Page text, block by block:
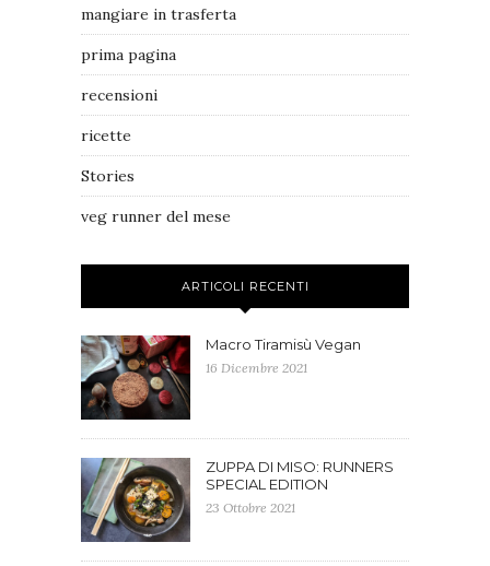
mangiare in trasferta
prima pagina
recensioni
ricette
Stories
veg runner del mese
ARTICOLI RECENTI
Macro Tiramisù Vegan
16 Dicembre 2021
ZUPPA DI MISO: RUNNERS
SPECIAL EDITION
23 Ottobre 2021